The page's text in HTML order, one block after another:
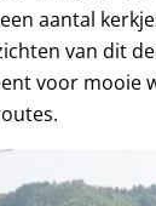
aantal
van dit
voor mooie